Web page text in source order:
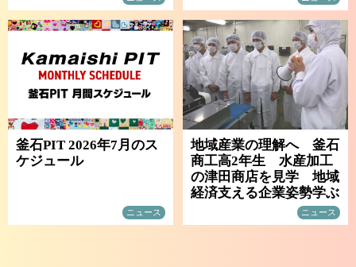
釜石PIT 2026年7月のス
ケジュール
ニュース
地域産業の理解へ 釜石
商工高2年生 水産加工
の津田商店を見学 地域
経済支える企業姿勢学ぶ
ニュース